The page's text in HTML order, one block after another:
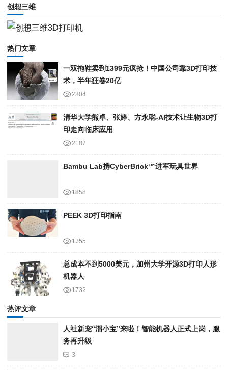
创想三维
热门文章
一双拖鞋卖到1399元疯抢！中国公司靠3D打印技
术，半年狂卷20亿
2304
清华大学熊卓、张婷、方永聪-AI技术让生物3D打
印走向临床应用
2187
Bambu Lab携Cyber​​Brick™进军玩具世界
1858
PEEK 3D打印指南
1755
总成本不到5000美元，加州大学开源3D打印人形
机器人
1732
热评文章
人社新宠“淄小宝”来啦！智能机器人正式上岗，服
务再升级
3